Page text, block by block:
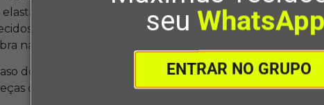
seu WhatsApp
ENTRAR NO GRUPO
elastano.
podem, ainda, ser de composição pura ou mista.
na sua composição, com a finalidade de torná-lo mais
do elastano não há a possibilidade de utilização com
de vestuário. Ele deve ser misturado a outros tipos de